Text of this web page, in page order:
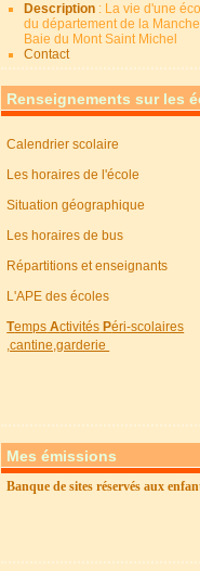
Description : La vie d'une
du département de la
Baie du Mont Saint Michel
Contact
Renseignements sur les
Calendrier scolaire
Les horaires de l'école
Situation géographique
Les horaires de bus
Répartitions et enseignants
L'APE des écoles
Temps Activités Péri-scolaires
,cantine,garderie
Mes émissions
Banque de sites réservés aux